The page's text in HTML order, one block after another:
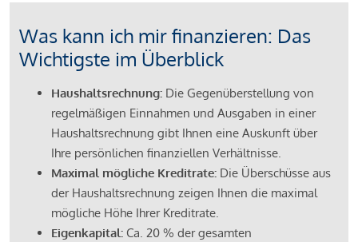
Was kann ich mir finanzieren: Das
Wichtigste im Überblick
Haushaltsrechnung: Die Gegenüberstellung von
regelmäßigen Einnahmen und Ausgaben in einer
Haushaltsrechnung gibt Ihnen eine Auskunft über
Ihre persönlichen finanziellen Verhältnisse.
Maximal mögliche Kreditrate: Die Überschüsse aus
der Haushaltsrechnung zeigen Ihnen die maximal
mögliche Höhe Ihrer Kreditrate.
Eigenkapital: Ca. 20 % der gesamten